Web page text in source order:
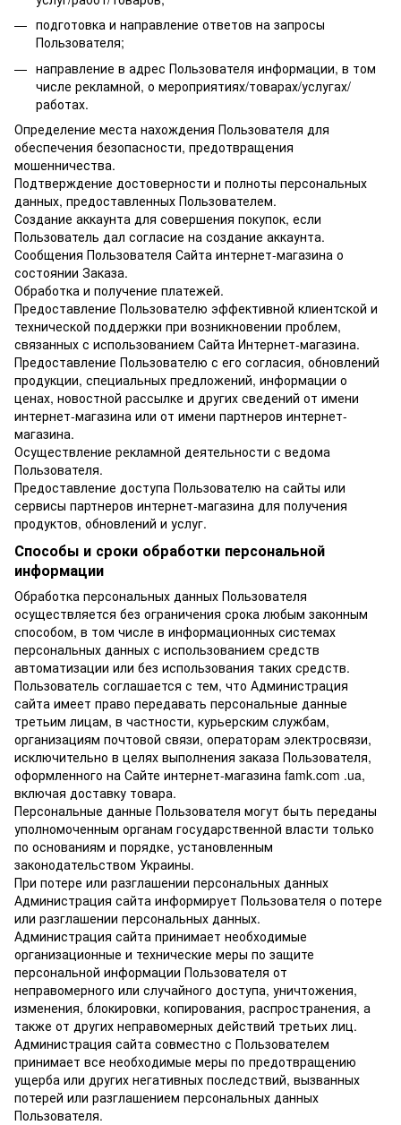
подготовка и направление ответов на запросы
Пользователя;
направление в адрес Пользователя информации, в том
числе рекламной, о мероприятиях/товарах/услугах/
работах.
Определение места нахождения Пользователя для
обеспечения безопасности, предотвращения
мошенничества.
Подтверждение достоверности и полноты персональных
данных, предоставленных Пользователем.
Создание аккаунта для совершения покупок, если
Пользователь дал согласие на создание аккаунта.
Сообщения Пользователя Сайта интернет-магазина о
состоянии Заказа.
Обработка и получение платежей.
Предоставление Пользователю эффективной клиентской и
технической поддержки при возникновении проблем,
связанных с использованием Сайта Интернет-магазина.
Предоставление Пользователю с его согласия, обновлений
продукции, специальных предложений, информации о
ценах, новостной рассылке и других сведений от имени
интернет-магазина или от имени партнеров интернет-
магазина.
Осуществление рекламной деятельности с ведома
Пользователя.
Предоставление доступа Пользователю на сайты или
сервисы партнеров интернет-магазина для получения
продуктов, обновлений и услуг.
Способы и сроки обработки персональной
информации
Обработка персональных данных Пользователя
осуществляется без ограничения срока любым законным
способом, в том числе в информационных системах
персональных данных с использованием средств
автоматизации или без использования таких средств.
Пользователь соглашается с тем, что Администрация
сайта имеет право передавать персональные данные
третьим лицам, в частности, курьерским службам,
организациям почтовой связи, операторам электросвязи,
исключительно в целях выполнения заказа Пользователя,
оформленного на Сайте интернет-магазина famk.com .ua,
включая доставку товара.
Персональные данные Пользователя могут быть переданы
уполномоченным органам государственной власти только
по основаниям и порядке, установленным
законодательством Украины.
При потере или разглашении персональных данных
Администрация сайта информирует Пользователя о потере
или разглашении персональных данных.
Администрация сайта принимает необходимые
организационные и технические меры по защите
персональной информации Пользователя от
неправомерного или случайного доступа, уничтожения,
изменения, блокировки, копирования, распространения, а
также от других неправомерных действий третьих лиц.
Администрация сайта совместно с Пользователем
принимает все необходимые меры по предотвращению
ущерба или других негативных последствий, вызванных
потерей или разглашением персональных данных
Пользователя.